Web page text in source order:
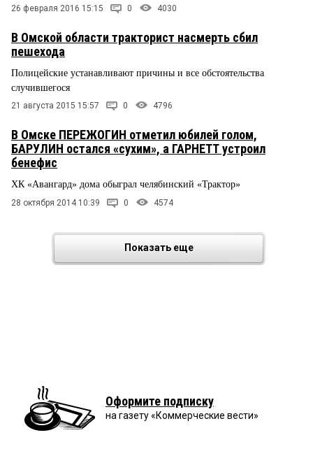
26 февраля 2016 15:15 0 4030
В Омской области тракторист насмерть сбил
пешехода
Полицейские устанавливают причины и все обстоятельства
случившегося
21 августа 2015 15:57 0 4796
В Омске ПЕРЕЖОГИН отметил юбилей голом,
БАРУЛИН остался «сухим», а ГАРНЕТТ устроил
бенефис
ХК «Авангард» дома обыграл челябинский «Трактор»
28 октября 2014 10:39 0 4574
Показать еще
Оформите подписку
на газету «Коммерческие вести»